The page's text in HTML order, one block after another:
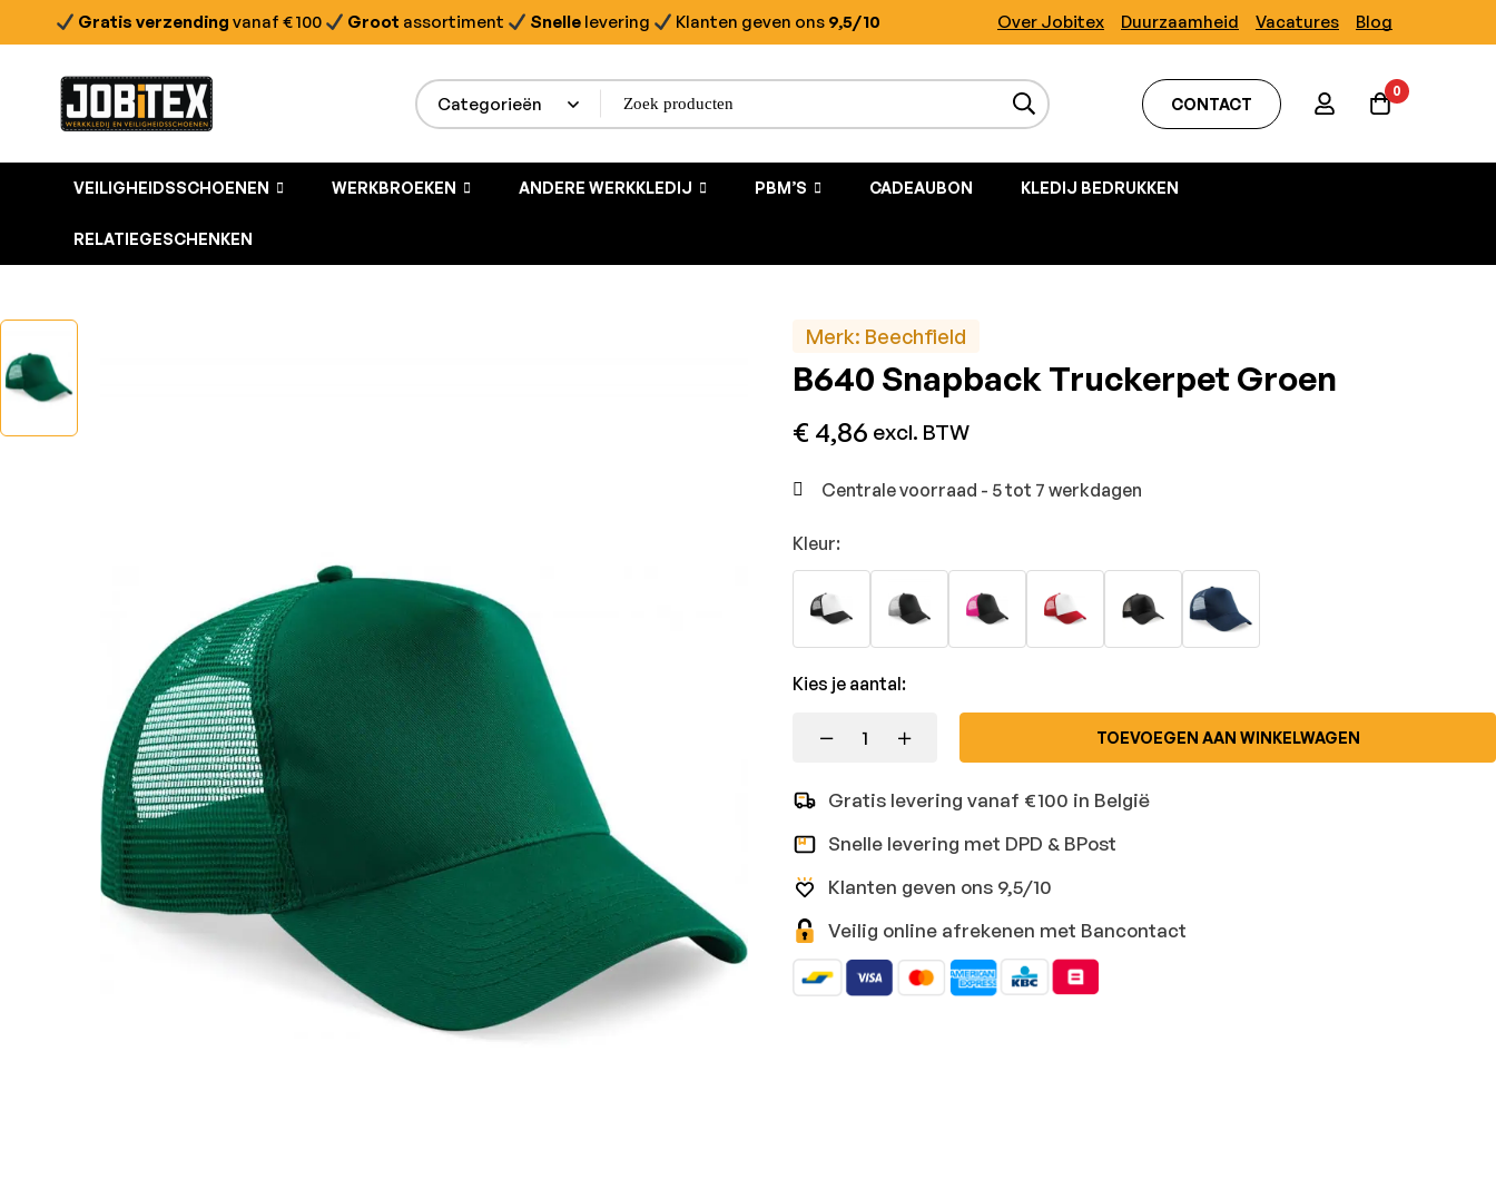
Gratis verzending vanaf € 100 Groot assortiment Snelle levering Klanten geven ons 9,5/10 Over Jobitex Duurzaamheid Vacatures Blog
CONTACT
0
VEILIGHEIDSSCHOENEN WERKBROEKEN ANDERE WERKKLEDIJ PBM’S CADEAUBON KLEDIJ BEDRUKKEN
RELATIEGESCHENKEN
Merk: Beechfield
B640 Snapback Truckerpet Groen
€ 4,86 excl. BTW
Centrale voorraad - 5 tot 7 werkdagen
Kleur:
Kies je aantal:
TOEVOEGEN AAN WINKELWAGEN
Gratis levering vanaf €100 in België
Snelle levering met DPD & BPost
Klanten geven ons 9,5/10
Veilig online afrekenen met Bancontact